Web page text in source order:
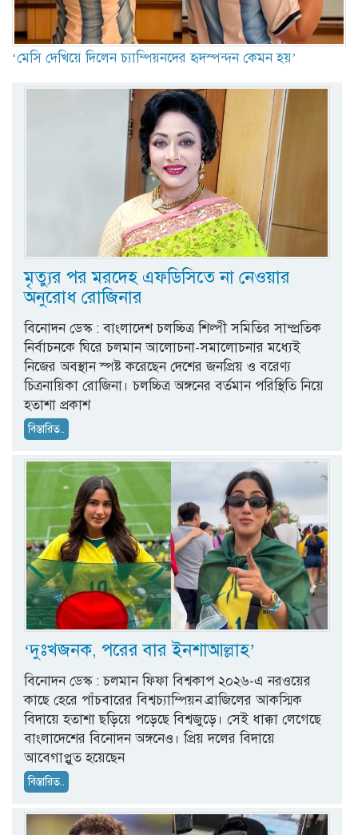
‘মেসি দেখিয়ে দিলেন চ্যাম্পিয়নদের হৃদস্পন্দন কেমন হয়’
মৃত্যুর পর মরদেহ এফডিসিতে না নেওয়ার
অনুরোধ রোজিনার
বিনোদন ডেস্ক : বাংলাদেশ চলচ্চিত্র শিল্পী সমিতির সাম্প্রতিক
নির্বাচনকে ঘিরে চলমান আলোচনা-সমালোচনার মধ্যেই
নিজের অবস্থান স্পষ্ট করেছেন দেশের জনপ্রিয় ও বরেণ্য
চিত্রনায়িকা রোজিনা। চলচ্চিত্র অঙ্গনের বর্তমান পরিস্থিতি নিয়ে
হতাশা প্রকাশ
বিস্তারিত..
‘দুঃখজনক, পরের বার ইনশাআল্লাহ’
বিনোদন ডেস্ক : চলমান ফিফা বিশ্বকাপ ২০২৬-এ নরওয়ের
কাছে হেরে পাঁচবারের বিশ্বচ্যাম্পিয়ন ব্রাজিলের আকস্মিক
বিদায়ে হতাশা ছড়িয়ে পড়েছে বিশ্বজুড়ে। সেই ধাক্কা লেগেছে
বাংলাদেশের বিনোদন অঙ্গনেও। প্রিয় দলের বিদায়ে
আবেগাপ্লুত হয়েছেন
বিস্তারিত..